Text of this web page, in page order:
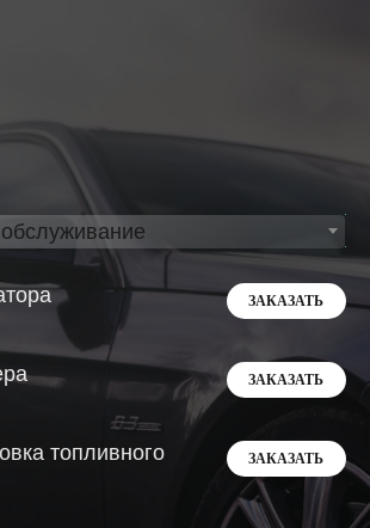
ЗАКАЗАТЬ
ЗАКАЗАТЬ
топливного
ЗАКАЗАТЬ